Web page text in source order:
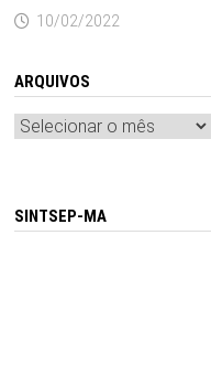
10/02/2022
ARQUIVOS
Arquivos
SINTSEP-MA